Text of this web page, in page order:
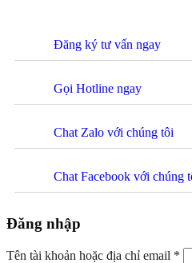
Đăng ký tư vấn ngay
Gọi Hotline ngay
Chat Zalo với chúng tôi
Chat Facebook với chúng
Đăng nhập
Tên tài khoản hoặc địa chỉ email *